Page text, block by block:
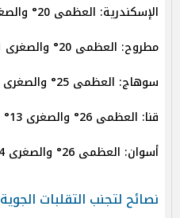
الإسكندرية: العظمى 20° والصغرى 12°
مطروح: العظمى 20° والصغرى 11°
سوهاج: العظمى 25° والصغرى 9°
قنا: العظمى 26° والصغرى 13°
أسوان: العظمى 26° والصغرى 14°
نصائح لتجنب التقلبات الجوية